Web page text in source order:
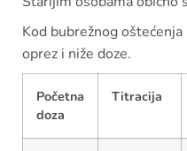
Kod bubrežnog
oprez i niže doze.
Početna
doza
Titracija